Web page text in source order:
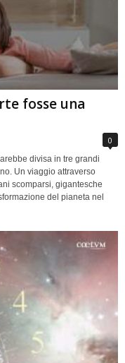
fosse una
0
divisa in tre grandi
Un viaggio attraverso
scomparsi, gigantesche
del pianeta nel